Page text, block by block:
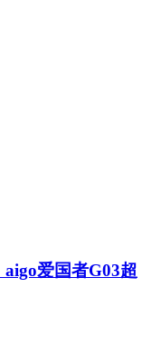
爱国者G03超